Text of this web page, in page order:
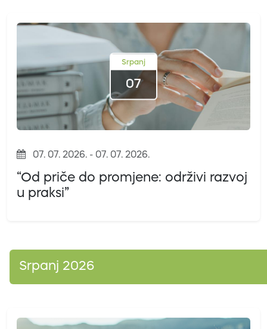
Srpanj
07
07. 07. 2026. - 07. 07. 2026.
“Od priče do promjene: održivi razvoj
u praksi”
Srpanj 2026